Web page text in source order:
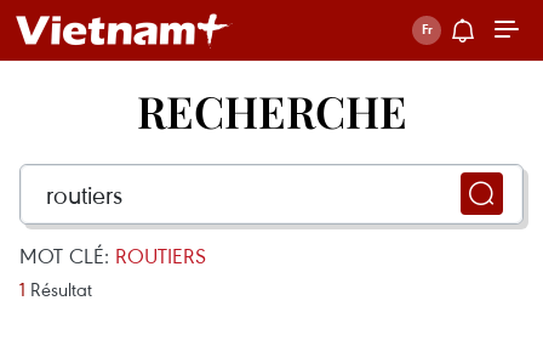
RECHERCHE
MOT CLÉ: ROUTIERS
1 Résultat